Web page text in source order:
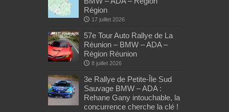
Région
17 juillet 2026
57e Tour Auto Rallye de La
Réunion – BMW – ADA –
Région Réunion
8 juillet 2026
3e Rallye de Petite-Île Sud
Sauvage BMW – ADA :
Rehane Gany intouchable, la
concurrence cherche la clé !